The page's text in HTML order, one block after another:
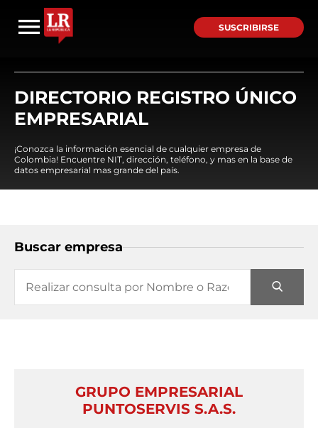
SUSCRIBIRSE
DIRECTORIO REGISTRO ÚNICO
EMPRESARIAL
¡Conozca la información esencial de cualquier empresa de
Colombia! Encuentre NIT, dirección, teléfono, y mas en la base de
datos empresarial mas grande del país.
Buscar empresa
GRUPO EMPRESARIAL
PUNTOSERVIS S.A.S.